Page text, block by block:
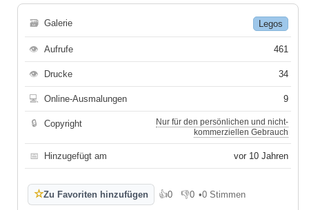
🗃 Galerie Legos
👁 Aufrufe 461
👁 Drucke 34
💻 Online-Ausmalungen 9
🔒 Copyright
Nur für den persönlichen und nicht-
kommerziellen Gebrauch
📅 Hinzugefügt am vor 10 Jahren
☆Zu Favoriten hinzufügen 👍0
Gefällt mir
👎0
Gefällt mir nicht
•0 Stimmen